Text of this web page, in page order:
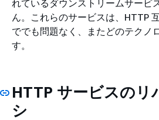
れているダウンストリームサービ
ん。これらのサービスは、HTTP
ででも問題なく、またどのテクノ
す。
HTTP サービスのリ
シ